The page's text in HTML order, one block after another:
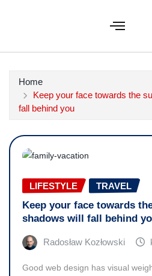
Home
Keep your face towards the
fall behind you
LIFESTYLE TRAVEL
Keep your face towards
shadows will fall behind
Radosław Kozłowski
Good web design has visual